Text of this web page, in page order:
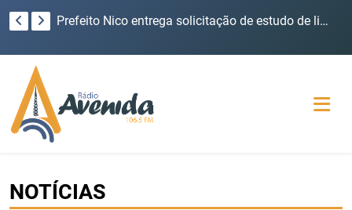
A pedido do MPRS, Justiça suspende nomeação e posse de conselheiro tutelar de Palmeira das Missões
NOTÍCIAS